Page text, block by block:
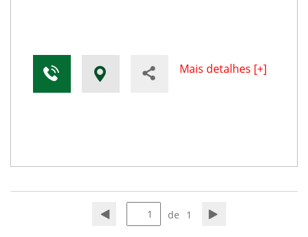
Mais detalhes [+]
de 1